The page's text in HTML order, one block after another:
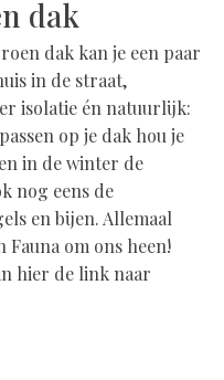
dak
dak kan je een paar
in de straat,
isolatie én natuurlijk:
op je dak hou je
in de winter de
nog eens de
en bijen. Allemaal
om ons heen!
hier de link naar